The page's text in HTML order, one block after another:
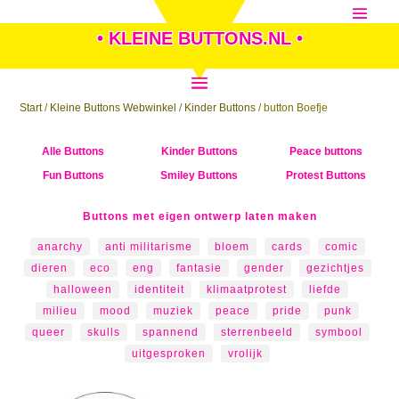
• KLEINE BUTTONS.NL •
Start/ Kleine Buttons Webwinkel / Kinder Buttons / button Boefje
Alle Buttons
Fun Buttons
Kinder Buttons
Smiley Buttons
Peace buttons
Protest Buttons
Buttons met eigen ontwerp laten maken
anarchy anti militarisme bloem cards
comic
dieren
eco eng fantasie gender
gezichtjes
halloween
identiteit klimaatprotest
liefde
milieu
mood muziek peace pride
punk
queer
skulls spannend sterrenbeeld
symbool
uitgesproken
vrolijk